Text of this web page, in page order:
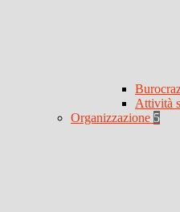
Attività
Organizzazione 5